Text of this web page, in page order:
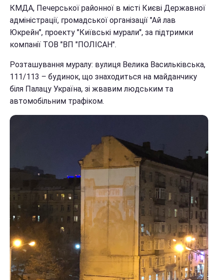
КМДА, Печерської районної в місті Києві Державної
адміністрації, громадської організації "Ай лав
Юкрейн", проекту "Київські мурали", за підтримки
компанії ТОВ "ВП "ПОЛІСАН".
Розташування муралу: вулиця Велика Васильківська,
111/113 – будинок, що знаходиться на майданчику
біля Палацу Україна, зі жвавим людським та
автомобільним трафіком.